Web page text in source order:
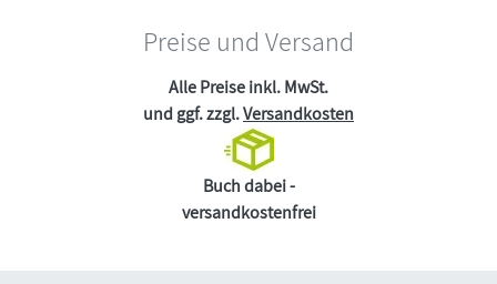
Preise und Versand
Alle Preise inkl. MwSt.
und ggf. zzgl.Versandkosten
Buch dabei -
versandkostenfrei